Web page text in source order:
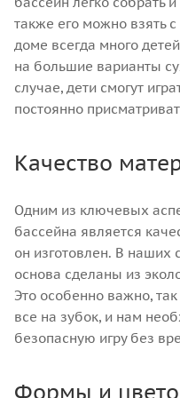
также его можно взять
доме всегда много
на большие варианты
случае, дети смогут
постоянно
Качество
Одним из ключевых
бассейна является
он изготовлен. В наших
основа сделаны из
Это особенно важно,
все на зубок, и нам
безопасную игру без